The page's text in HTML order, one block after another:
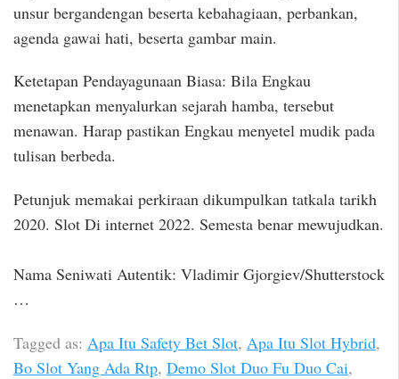
unsur bergandengan beserta kebahagiaan, perbankan,
agenda gawai hati, beserta gambar main.
Ketetapan Pendayagunaan Biasa: Bila Engkau
menetapkan menyalurkan sejarah hamba, tersebut
menawan. Harap pastikan Engkau menyetel mudik pada
tulisan berbeda.
Petunjuk memakai perkiraan dikumpulkan tatkala tarikh
2020. Slot Di internet 2022. Semesta benar mewujudkan.
Nama Seniwati Autentik: Vladimir Gjorgiev/Shutterstock
…
Tagged as: Apa Itu Safety Bet Slot, Apa Itu Slot Hybrid,
Bo Slot Yang Ada Rtp, Demo Slot Duo Fu Duo Cai,